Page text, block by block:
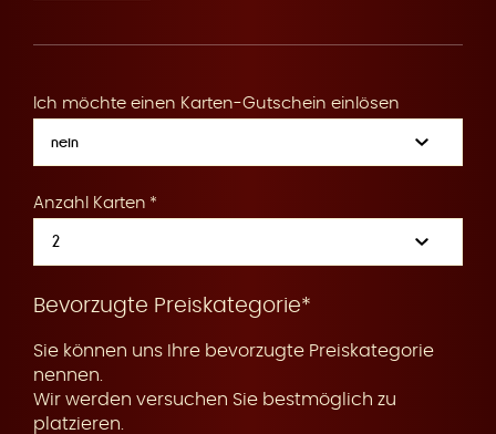
R
e
s
Ich möchte einen Karten-Gutschein einlösen
Anzahl Karten
Bevorzugte Preiskategorie*
Sie können uns Ihre bevorzugte Preiskategorie
nennen.
Wir werden versuchen Sie bestmöglich zu
platzieren.